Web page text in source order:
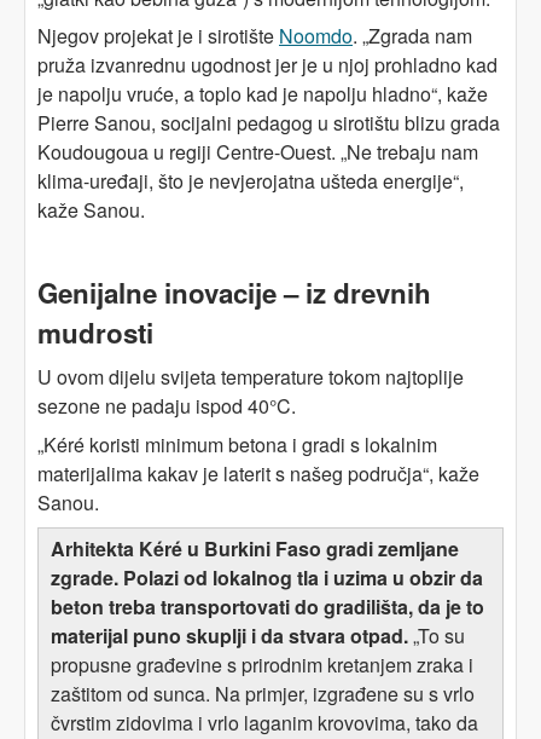
Njegov projekat je i sirotište Noomdo. „Zgrada nam
pruža izvanrednu ugodnost jer je u njoj prohladno kad
je napolju vruće, a toplo kad je napolju hladno“, kaže
Pierre Sanou, socijalni pedagog u sirotištu blizu grada
Koudougoua u regiji Centre-Ouest. „Ne trebaju nam
klima-uređaji, što je nevjerojatna ušteda energije“,
kaže Sanou.
Genijalne inovacije – iz drevnih
mudrosti
U ovom dijelu svijeta temperature tokom najtoplije
sezone ne padaju ispod 40°C.
„Kéré koristi minimum betona i gradi s lokalnim
materijalima kakav je laterit s našeg područja“, kaže
Sanou.
Arhitekta Kéré u Burkini Faso gradi zemljane
zgrade. Polazi od lokalnog tla i uzima u obzir da
beton treba transportovati do gradilišta, da je to
materijal puno skuplji i da stvara otpad.„To su
propusne građevine s prirodnim kretanjem zraka i
zaštitom od sunca. Na primjer, izgrađene su s vrlo
čvrstim zidovima i vrlo laganim krovovima, tako da